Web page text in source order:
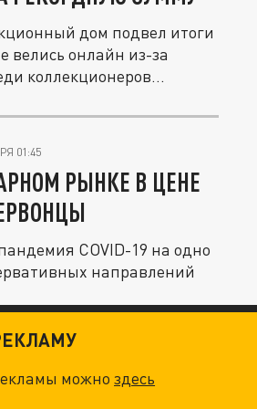
дом подвел итоги
велись онлайн из-за
коллекционеров...
01:45
РЫНКЕ В ЦЕНЕ
COVID-19 на одно
направлений
можноздесь